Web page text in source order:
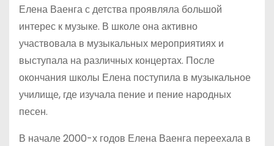
Елена Ваенга с детства проявляла большой
интерес к музыке. В школе она активно
участвовала в музыкальных мероприятиях и
выступала на различных концертах. После
окончания школы Елена поступила в музыкальное
училище, где изучала пение и пение народных
песен.
В начале 2000-х годов Елена Ваенга переехала в